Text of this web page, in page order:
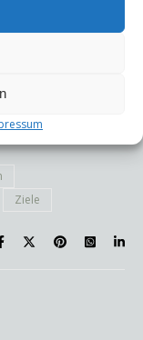
die neuesten
Ziele